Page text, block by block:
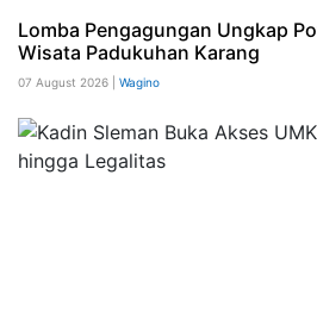
Lomba Pengagungan Ungkap
Wisata Padukuhan Karang
07 August 2026 | Wagino